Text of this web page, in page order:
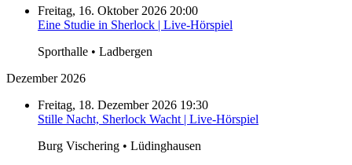
Freitag, 16. Oktober 2026 20:00
Eine Studie in Sherlock | Live-Hörspiel
Sporthalle • Ladbergen
Dezember 2026
Freitag, 18. Dezember 2026 19:30
Stille Nacht, Sherlock Wacht | Live-Hörspiel
Burg Vischering • Lüdinghausen